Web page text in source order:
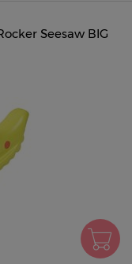
Seesaw BIG